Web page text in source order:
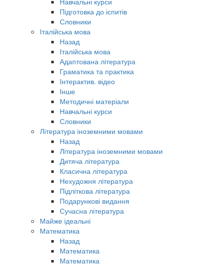
Підготовка до іспитів
Словники
Італійська мова
Назад
Італійська мова
Адаптована література
Граматика та практика
Інтерактив. відео
Інше
Методичні матеріали
Навчальні курси
Словники
Література іноземними мовами
Назад
Література іноземними мовами
Дитяча література
Класична література
Нехудожня література
Підліткова література
Подарункові видання
Сучасна література
Майже ідеальні
Математика
Назад
Математика
Математика